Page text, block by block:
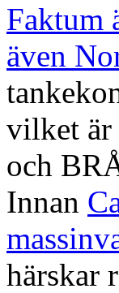
Faktum
även
vilket är
och
Innan
härskar